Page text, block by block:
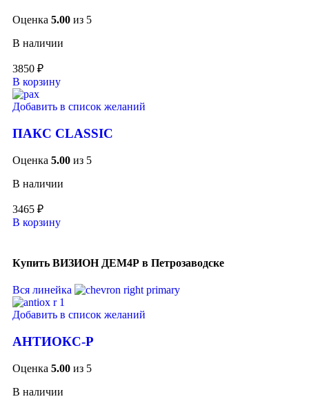
Оценка 5.00 из 5
В наличии
3850 ₽
В корзину
Добавить в список желаний
ПАКС CLASSIC
Оценка 5.00 из 5
В наличии
3465 ₽
В корзину
Купить ВИЗИОН ДЕМ4Р в Петрозаводске
Вся линейка
Добавить в список желаний
АНТИОКС-Р
Оценка 5.00 из 5
В наличии